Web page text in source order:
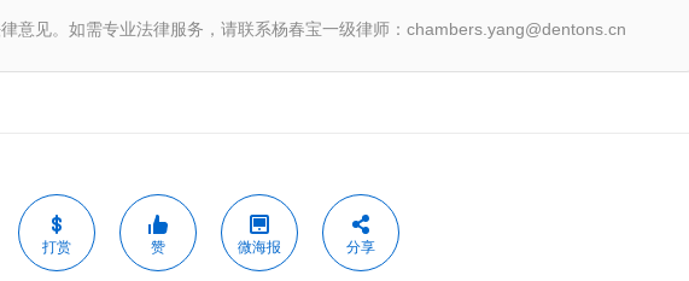
意见。如需专业法律服务，请联系杨春宝一级律师：chambers.yang@dentons.cn
打赏 赞 微海报 分享